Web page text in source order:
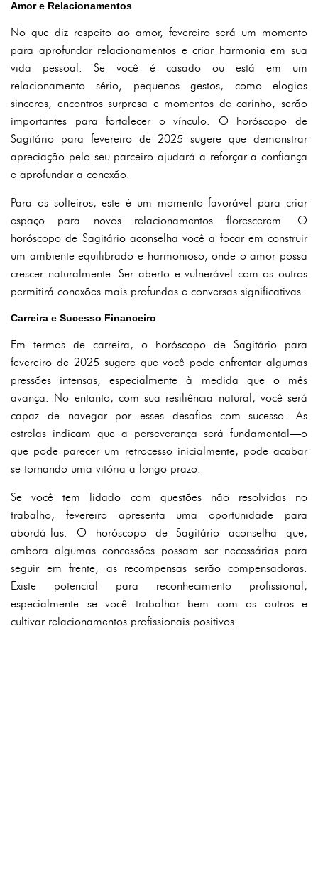
Amor e Relacionamentos
No que diz respeito ao amor, fevereiro será um momento
para aprofundar relacionamentos e criar harmonia em sua
vida pessoal. Se você é casado ou está em um
relacionamento sério, pequenos gestos, como elogios
sinceros, encontros surpresa e momentos de carinho, serão
importantes para fortalecer o vínculo. O horóscopo de
Sagitário para fevereiro de 2025 sugere que demonstrar
apreciação pelo seu parceiro ajudará a reforçar a confiança
e aprofundar a conexão.
Para os solteiros, este é um momento favorável para criar
espaço para novos relacionamentos florescerem. O
horóscopo de Sagitário aconselha você a focar em construir
um ambiente equilibrado e harmonioso, onde o amor possa
crescer naturalmente. Ser aberto e vulnerável com os outros
permitirá conexões mais profundas e conversas significativas.
Carreira e Sucesso Financeiro
Em termos de carreira, o horóscopo de Sagitário para
fevereiro de 2025 sugere que você pode enfrentar algumas
pressões intensas, especialmente à medida que o mês
avança. No entanto, com sua resiliência natural, você será
capaz de navegar por esses desafios com sucesso. As
estrelas indicam que a perseverança será fundamental—o
que pode parecer um retrocesso inicialmente, pode acabar
se tornando uma vitória a longo prazo.
Se você tem lidado com questões não resolvidas no
trabalho, fevereiro apresenta uma oportunidade para
abordá-las. O horóscopo de Sagitário aconselha que,
embora algumas concessões possam ser necessárias para
seguir em frente, as recompensas serão compensadoras.
Existe potencial para reconhecimento profissional,
especialmente se você trabalhar bem com os outros e
cultivar relacionamentos profissionais positivos.